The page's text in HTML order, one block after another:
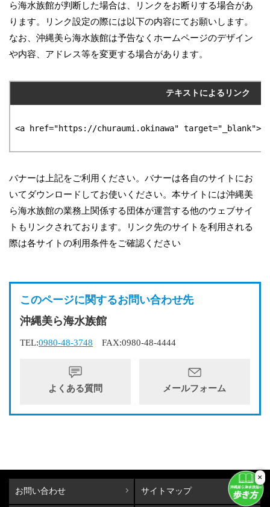
ら海水族館が判断した場合は、リンクをお断りする場合があ
ります。リンク設定の際には以下の内容にてお願いします。
なお、沖縄美ら海水族館は予告なくホームページのデザイン
や内容、アドレス等を変更する場合があります。
テキストによるリンク
<a href="https://churaumi.okinawa"
バナーは上記をご利用ください。バナーは各自のサイトにお
いてダウンロードしてお使いください。本サイトには沖縄美
ら海水族館の業務上関係する団体が運営する他のウェブサイ
トもリンクされております。リンク先のサイトを利用される
際は各サイトの利用条件をご確認ください
このページに関するお問い合わせ先
沖縄美ら海水族館
TEL:0980-48-3748 FAX:0980-48-4444
よくある質問 メールフォーム
×
お問い合わせ サイトマップ